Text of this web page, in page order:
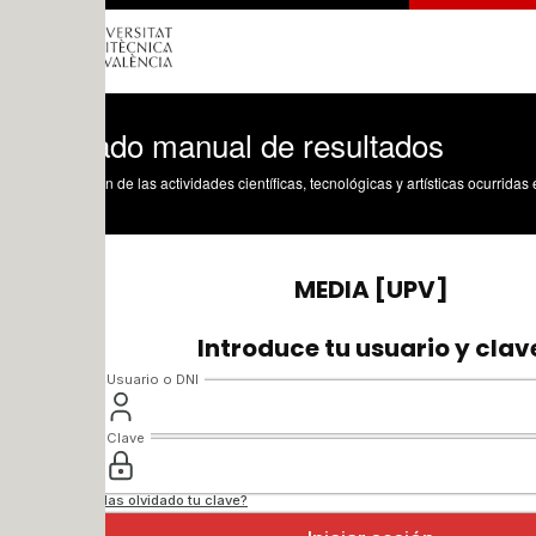
manual de resultados
de las actividades científicas, tecnológicas y artísticas ocurridas en los tres